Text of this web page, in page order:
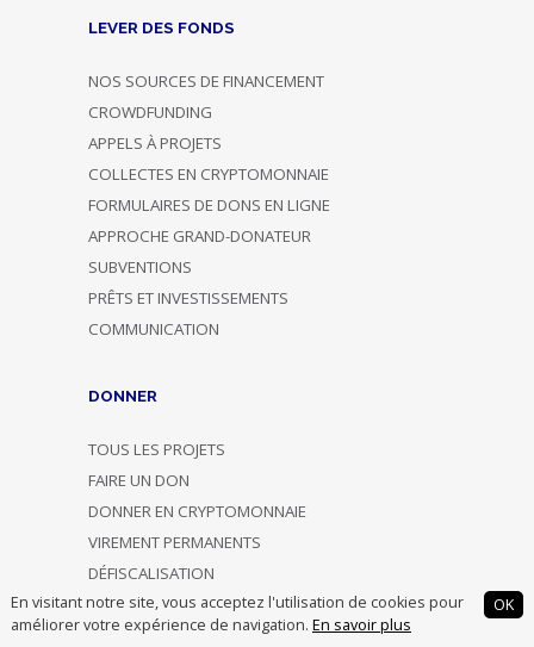
En visitant notre site, vous acceptez l'utilisation de cookies pour
améliorer votre expérience de navigation. En savoir plus
OK
LEVER DES FONDS
NOS SOURCES DE FINANCEMENT
CROWDFUNDING
APPELS À PROJETS
COLLECTES EN CRYPTOMONNAIE
FORMULAIRES DE DONS EN LIGNE
APPROCHE GRAND-DONATEUR
SUBVENTIONS
PRÊTS ET INVESTISSEMENTS
COMMUNICATION
DONNER
TOUS LES PROJETS
FAIRE UN DON
DONNER EN CRYPTOMONNAIE
VIREMENT PERMANENTS
DÉFISCALISATION
INVESTIR